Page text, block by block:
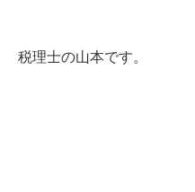
税理士の山本です。